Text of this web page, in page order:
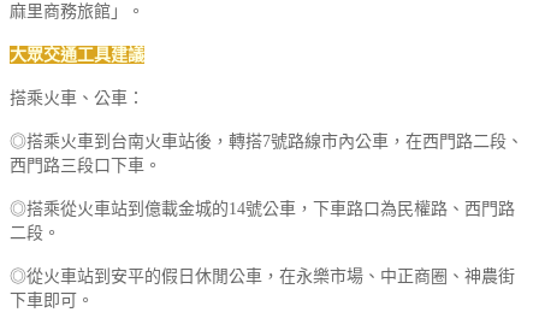
麻里商務旅館」。
大眾交通工具建議
搭乘火車、公車：
◎搭乘火車到台南火車站後，轉搭7號路線市內公車，在西門路二段、
西門路三段口下車。
◎搭乘從火車站到億載金城的14號公車，下車路口為民權路、西門路
二段。
◎從火車站到安平的假日休閒公車，在永樂市場、中正商圈、神農街
下車即可。